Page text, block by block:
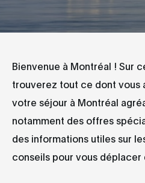
Bienvenue à Montréal ! Sur
trouverez tout ce dont vous
votre séjour à Montréal
notamment des offres
des informations utiles sur
conseils pour vous déplacer